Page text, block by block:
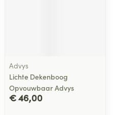
Advys
Lichte Dekenboog
Opvouwbaar Advys
€ 46,00